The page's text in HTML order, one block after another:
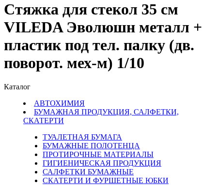
Стяжка для стекол 35 см
VILEDA Эволюшн металл +
пластик под тел. палку (дв.
поворот. мех-м) 1/10
Каталог
АВТОХИМИЯ
БУМАЖНАЯ ПРОДУКЦИЯ, САЛФЕТКИ,
СКАТЕРТИ
ТУАЛЕТНАЯ БУМАГА
БУМАЖНЫЕ ПОЛОТЕНЦА
ПРОТИРОЧНЫЕ МАТЕРИАЛЫ
ГИГИЕНИЧЕСКАЯ ПРОДУКЦИЯ
САЛФЕТКИ БУМАЖНЫЕ
СКАТЕРТИ И ФУРШЕТНЫЕ ЮБКИ